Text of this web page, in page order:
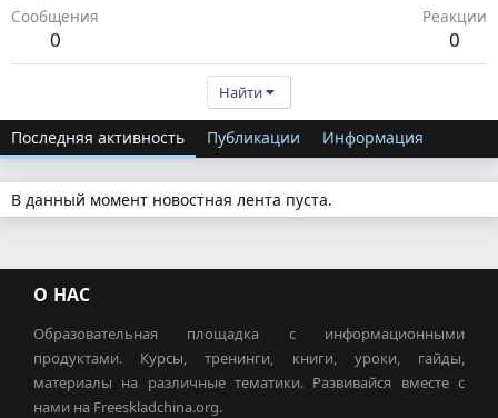
Сообщения
0
Реакции
0
Найти
Последняя активность Публикации Информация
В данный момент новостная лента пуста.
О НАС
Образовательная площадка с информационными
продуктами. Курсы, тренинги, книги, уроки, гайды,
материалы на различные тематики. Развивайся вместе с
нами на Freeskladchina.org.